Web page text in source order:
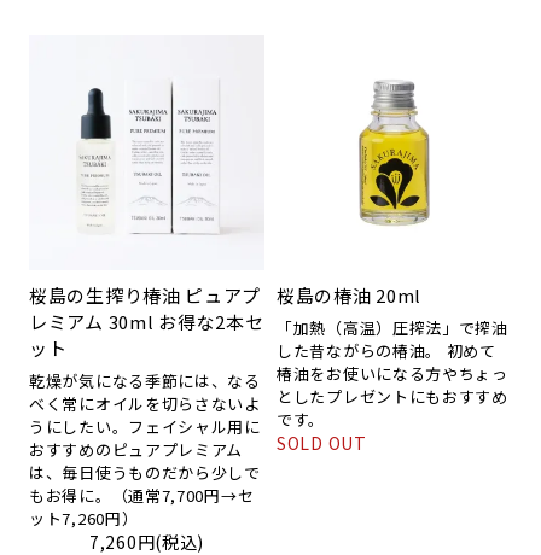
桜島の生搾り椿油 ピュアプ
レミアム 30ml お得な2本セ
ット
乾燥が気になる季節には、なる
べく常にオイルを切らさないよ
うにしたい。フェイシャル用に
おすすめのピュアプレミアム
は、毎日使うものだから少しで
もお得に。（通常7,700円→セ
ット7,260円）
7,260円(税込)
桜島の椿油 20ml
「加熱（高温）圧搾法」で搾油
した昔ながらの椿油。 初めて
椿油をお使いになる方やちょっ
としたプレゼントにもおすすめ
です。
SOLD OUT